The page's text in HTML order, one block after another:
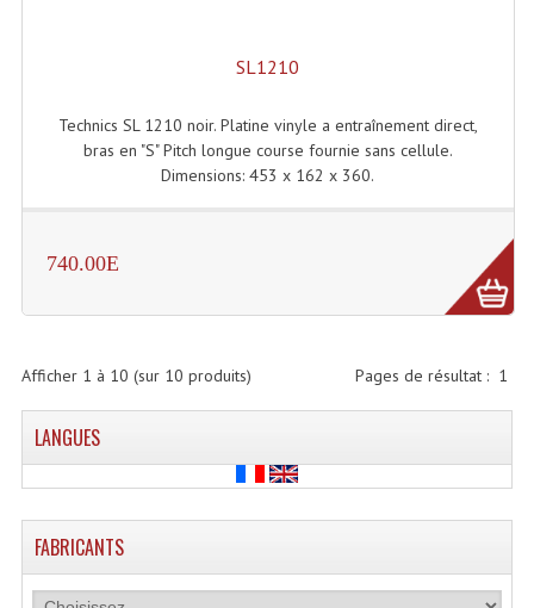
Projecteurs Théatre: Plan Convexe Fresnel
Scanners
Adaptateurs Audio
SL1210
Technics SL 1210 noir. Platine vinyle a entraînement direct,
bras en "S" Pitch longue course fournie sans cellule.
Dimensions: 453 x 162 x 360.
740.00E
Pages de résultat : 1
Afficher 1 à 10 (sur 10 produits)
LANGUES
FABRICANTS